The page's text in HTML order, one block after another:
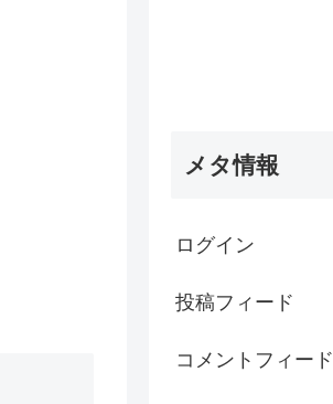
メタ情報
ログイン
投稿フィード
コメントフィード